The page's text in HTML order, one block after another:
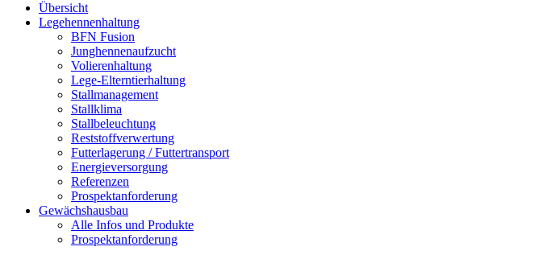
Übersicht
Legehennenhaltung
BFN Fusion
Junghennenaufzucht
Volierenhaltung
Lege-Elterntierhaltung
Stallmanagement
Stallklima
Stallbeleuchtung
Reststoffverwertung
Futterlagerung / Futtertransport
Energieversorgung
Referenzen
Prospektanforderung
Gewächshausbau
Alle Infos und Produkte
Prospektanforderung